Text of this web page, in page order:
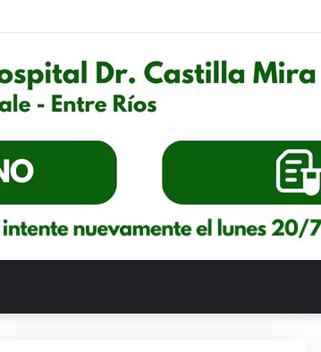
“Dr. Luis Antonio Rodriguez”